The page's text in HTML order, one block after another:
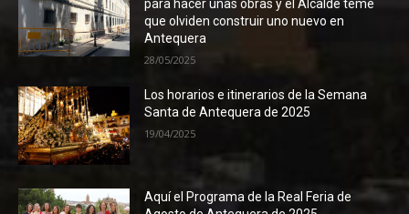
para hacer unas obras y el Alcalde teme
que olviden construir uno nuevo en
Antequera
28/05/2025
Los horarios e itinerarios de la Semana
Santa de Antequera de 2025
19/04/2025
Aquí el Programa de la Real Feria de